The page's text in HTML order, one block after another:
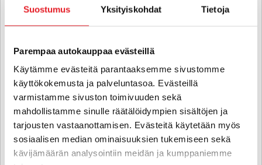
Suostumus Yksityiskohdat Tietoja
Parempaa autokauppaa evästeillä
Käytämme evästeitä parantaaksemme sivustomme
käyttökokemusta ja palveluntasoa. Evästeillä
varmistamme sivuston toimivuuden sekä
mahdollistamme sinulle räätälöidympien sisältöjen ja
tarjousten vastaanottamisen. Evästeitä käytetään myös
sosiaalisen median ominaisuuksien tukemiseen sekä
kävijämäärän analysointiin meidän ja kumppaniemme
Honda ST